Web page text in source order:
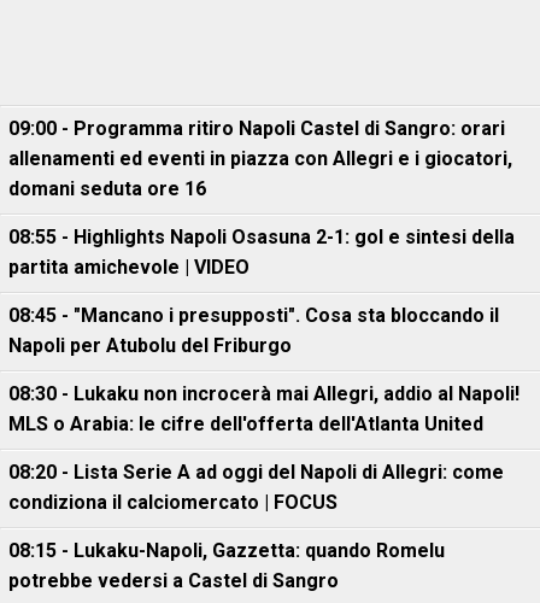
09:00 - Programma ritiro Napoli Castel di Sangro: orari
allenamenti ed eventi in piazza con Allegri e i giocatori,
domani seduta ore 16
08:55 - Highlights Napoli Osasuna 2-1: gol e sintesi della
partita amichevole | VIDEO
08:45 - "Mancano i presupposti". Cosa sta bloccando il
Napoli per Atubolu del Friburgo
08:30 - Lukaku non incrocerà mai Allegri, addio al Napoli!
MLS o Arabia: le cifre dell'offerta dell'Atlanta United
08:20 - Lista Serie A ad oggi del Napoli di Allegri: come
condiziona il calciomercato | FOCUS
08:15 - Lukaku-Napoli, Gazzetta: quando Romelu
potrebbe vedersi a Castel di Sangro